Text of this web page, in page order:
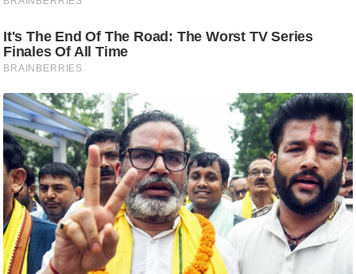
g
N
e
w
s
ला
इ
फ
स्टा
इ
ल
टे
क्नॉ